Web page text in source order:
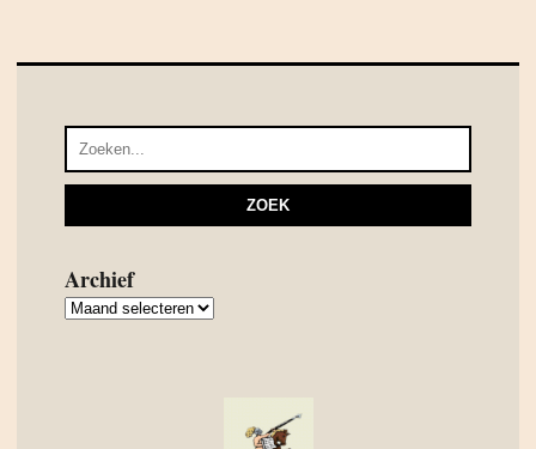
Archief
Archief